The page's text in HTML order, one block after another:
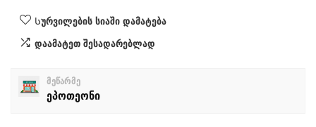
Სურვილების სიაში დამატება
დაამატეთ შესადარებლად
მეწარმე
ეპოთეონი